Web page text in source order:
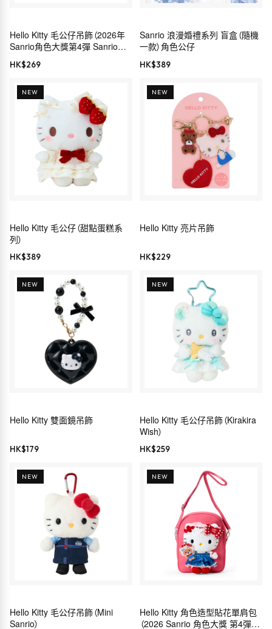
Hello Kitty 毛公仔吊飾（2026年
Sanrio角色大獎第4彈 Sanrio穿
搭系列）
HK$269
Sanrio 浪漫婚禮系列 盲盒（隨機
一款）角色公仔
HK$389
NEW
Hello Kitty 毛公仔（甜點蛋糕系
列）
HK$389
NEW
Hello Kitty 亮片吊飾
HK$229
NEW
Hello Kitty 雙面鏡吊飾
HK$179
NEW
Hello Kitty 毛公仔吊飾（Kirakira
Wish）
HK$259
NEW
Hello Kitty 毛公仔吊飾（Mini
Sanrio）
NEW
Hello Kitty 角色造型貼花單肩包
（2026 Sanrio 角色大獎 第4彈